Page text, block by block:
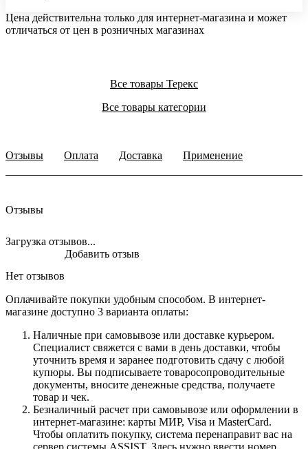
Цена действительна только для интернет-магазина и может
отличаться от цен в розничных магазинах
Все товары Терекс
Все товары категории
Отзывы Оплата Доставка Применение
Отзывы
Загрузка отзывов...
Нет отзывов
Добавить отзыв
Оплачивайте покупки удобным способом. В интернет-
магазине доступно 3 варианта оплаты:
Наличные при самовывозе или доставке курьером.
Специалист свяжется с вами в день доставки, чтобы
уточнить время и заранее подготовить сдачу с любой
купюры. Вы подписываете товаросопроводительные
документы, вносите денежные средства, получаете
товар и чек.
Безналичный расчет при самовывозе или оформлении в
интернет-магазине: карты МИР, Visa и MasterCard.
Чтобы оплатить покупку, система перенаправит вас на